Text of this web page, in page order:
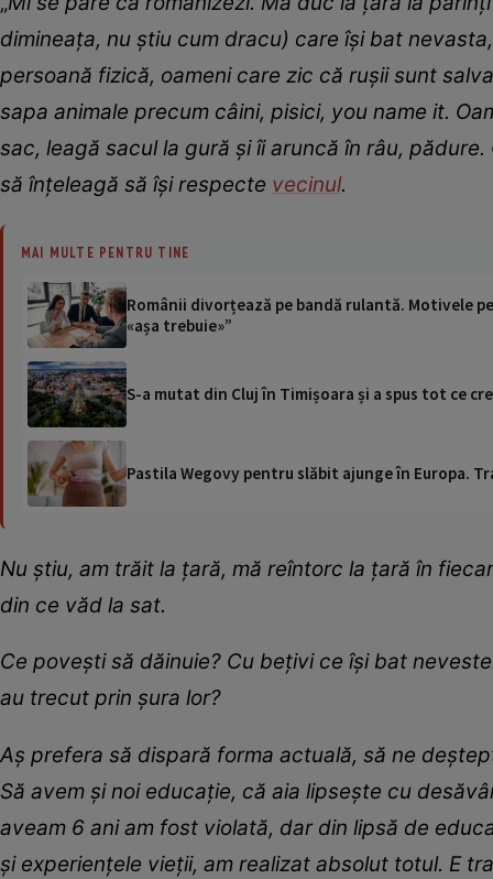
dimineața, nu știu cum dracu) care își bat
persoană fizică, oameni care zic că rușii sunt
sapa animale precum câini, pisici, you name it.
sac, leagă sacul la gură și îi aruncă în râu,
să înțeleagă să își respecte vecinul.
MAI MULTE PENTRU TINE
Românii divorțează pe bandă rulantă. Motivele
«așa trebuie»”
S-a mutat din Cluj în Timișoara și a spus tot ce
Pastila Wegovy pentru slăbit ajunge în Europa.
Nu știu, am trăit la țară, mă reîntorc la țară în
din ce văd la sat.
Ce povești să dăinuie? Cu bețivi ce își bat
au trecut prin șura lor?
Aș prefera să dispară forma actuală, să ne
Să avem și noi educație, că aia lipsește cu
aveam 6 ani am fost violată, dar din lipsă de
și experiențele vieții, am realizat absolut totul. E